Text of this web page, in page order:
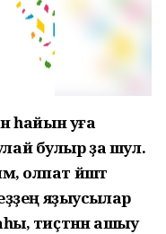
һайын уға
булыр ҙа шул.
олпат йәштә
яҙыусылар
тиҫтәнән ашыу